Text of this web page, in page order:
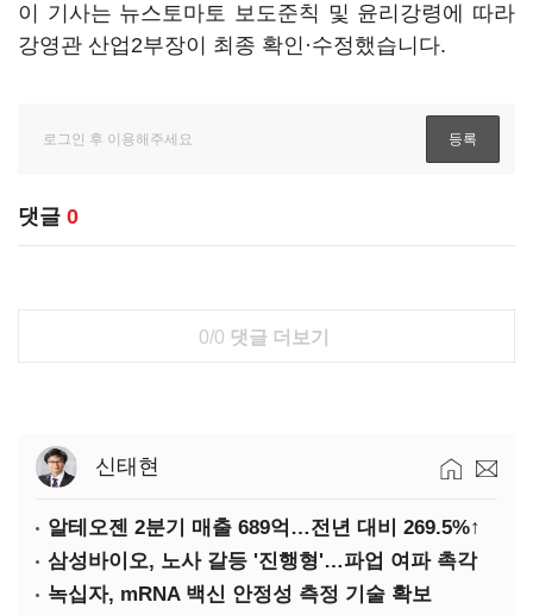
이 기사는 뉴스토마토 보도준칙 및 윤리강령에 따라
강영관 산업2부장이 최종 확인·수정했습니다.
댓글 0
0/0 댓글 더보기
신태현
알테오젠 2분기 매출 689억…전년 대비 269.5%↑
삼성바이오, 노사 갈등 '진행형'…파업 여파 촉각
녹십자, mRNA 백신 안정성 측정 기술 확보